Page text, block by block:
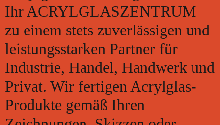
Ihr ACRYLGLASZENTRUM
zu einem stets zuverlässigen und
leistungsstarken Partner für
Industrie, Handel, Handwerk und
Privat. Wir fertigen Acrylglas-
Produkte gemäß Ihren